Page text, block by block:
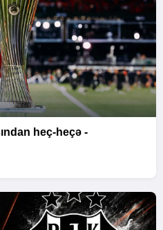
heç-heçə -